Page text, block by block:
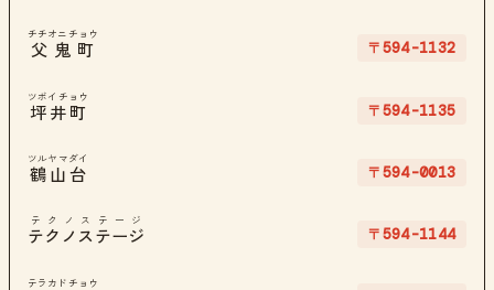
父鬼町
チチオニチョウ
〒594-1132
坪井町
ツボイチョウ
〒594-1135
鶴山台
ツルヤマダイ
〒594-0013
テクノステージ
テクノステージ
〒594-1144
テラカドチョウ